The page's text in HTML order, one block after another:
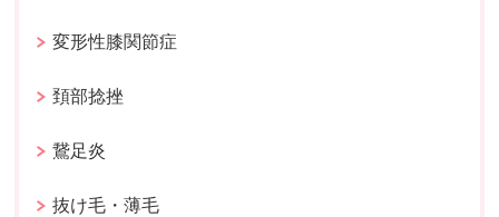
変形性膝関節症
頚部捻挫
鵞足炎
抜け毛・薄毛